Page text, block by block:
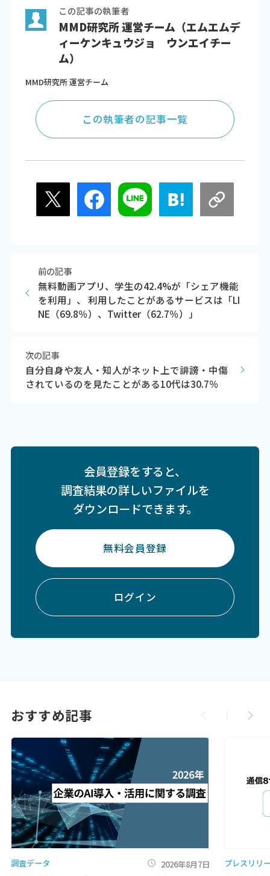
この記事の執筆者
MMD研究所 運営チーム（エムエムデ
ィーケンキュウジョ ウンエイチー
ム）
MMD研究所 運営チーム
この執筆者の記事一覧
前の記事
無料動画アプリ、学生の42.4%が「シェア機能
を利用」、 利用したことがあるサービスは「LI
NE（69.8％）、Twitter（62.7％）」
次の記事
自分自身や友人・知人がネット上で誹謗・中傷
されているのを見たことがある10代は30.7％
会員登録をすると、
調査結果の詳しいファイルを
ダウンロードできます。
無料会員登録
ログイン
おすすめ記事
調査データ 2026年8月7日 プレスリリ